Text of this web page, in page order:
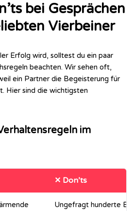
bei Gesprächen
Vierbeiner
Erfolg wird, solltest du ein paar
beachten. Wir sehen oft,
ein Partner die Begeisterung für
Hier sind die wichtigsten
im
✕ Don’ts
Ungefragt hunderte